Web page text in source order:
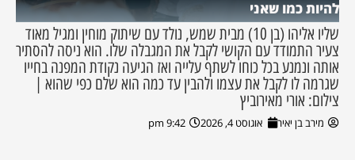
להיות כמו שאני
שליו אליהו (בן 10) מבית שמש, נולד עם שיתוק מוחין ומגיל מאוד
צעיר התמודד עם הקושי לקבל את המגבלה שלו. הוא ניסה להסתיר
אותה ונמנע בכל כוחו לשתף עלייה ואז הגיעה נקודת המפנה בחייו
שגרמה לו לקבל את עצמו ולהבין עד כמה הוא שלם כפי שהוא |
צילום: אורי מאירוביץ
מירב בן יאיר אוגוסט 4, 2026 9:42 pm